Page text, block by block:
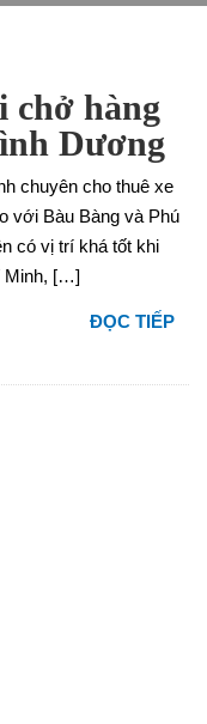
chở hàng
Dương
chuyên cho thuê xe
với Bàu Bàng và Phú
có vị trí khá tốt khi
Minh, […]
ĐỌC TIẾP